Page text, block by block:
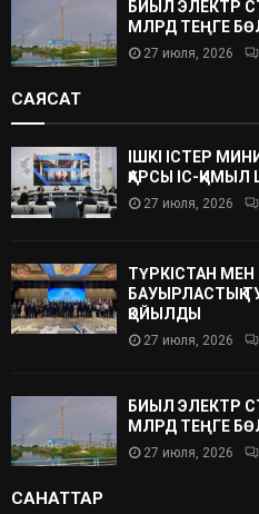
БИЫЛ ЭЛЕКТР
МЛРД ТЕҢГЕ
27 июля, 2026
САЯСАТ
ІШКІ ІСТЕР
ҚАРСЫ ІС-
27 июля, 2026
ТҮРКІСТАН
БАУЫРЛАСТЫҚ
ҚОЙЫЛДЫ
27 июля, 2026
БИЫЛ ЭЛЕКТР
МЛРД ТЕҢГЕ
27 июля, 2026
САНАТТАР